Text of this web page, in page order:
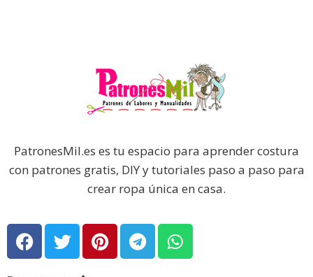
PatronesMil.es es tu espacio para aprender costura
con patrones gratis, DIY y tutoriales paso a paso para
crear ropa única en casa.